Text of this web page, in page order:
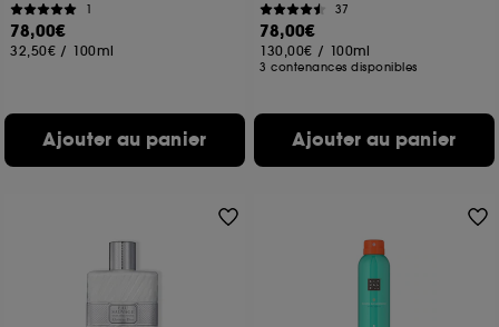
1
78,00€
32,50€ / 100ml
Ajouter au panier
37
78,00€
130,00€ / 100ml
3 contenances disponibles
Ajouter au panier